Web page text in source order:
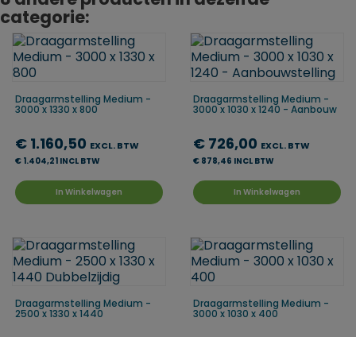
categorie:
Draagarmstelling Medium -
3000 x 1330 x 800
€ 1.160,50 EXCL. BTW
€ 1.404,21 INCL BTW
In Winkelwagen
Draagarmstelling Medium -
3000 x 1030 x 1240 - Aanbouw
€ 726,00 EXCL. BTW
€ 878,46 INCL BTW
In Winkelwagen
Draagarmstelling Medium -
2500 x 1330 x 1440
Draagarmstelling Medium -
3000 x 1030 x 400